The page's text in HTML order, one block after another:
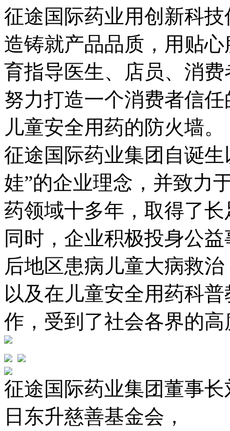
征途国际药业用创新科
造铸就产品品质，用贴
育指导医生、店员、消
努力打造一个消费者信
儿童安全用药的防火墙。
征途国际药业集团自诞
娃”的企业理念，并致力
药领域十多年，取得了
同时，企业积极投身公
后地区患病儿童大病救
以及在儿童安全用药科
作，受到了社会各界的
征途国际药业集团董事
日东升慈善基金会，